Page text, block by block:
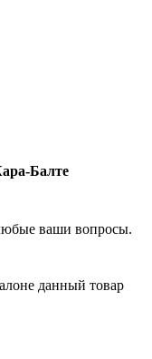
Балте
ваши вопросы.
данный товар